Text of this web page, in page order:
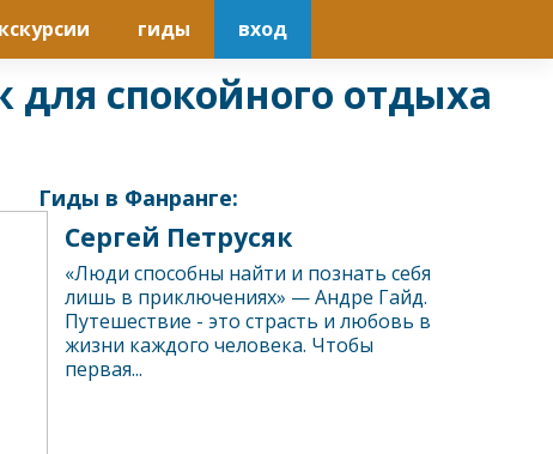
гиды вход
спокойного отдыха
Гиды в Фанранге:
Сергей Петрусяк
«Люди способны найти и познать себя
лишь в приключениях» — Андре Гайд.
Путешествие - это страсть и любовь в
жизни каждого человека. Чтобы
первая...